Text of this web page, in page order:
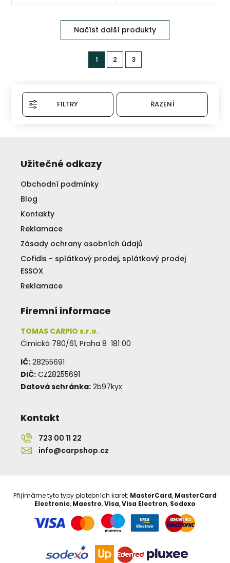
Načíst další produkty
1 2 3
FILTRY ŘAZENÍ
Užitečné odkazy
Obchodní podmínky
Blog
Kontakty
Reklamace
Zásady ochrany osobních údajů
Cofidis - splátkový prodej, splátkový prodej
ESSOX
Reklamace
Firemní informace
TOMAS CARPIO s.r.o.
Čimická 780/61, Praha 8 181 00
IČ: 28255691
DIČ: CZ28255691
Datová schránka: 2b97kyx
Kontakt
723 00 11 22
info@carpshop.cz
Přijímáme tyto typy platebních karet: MasterCard, MasterCard
Electronic, Maestro,Visa,Visa Electron, Sodexo